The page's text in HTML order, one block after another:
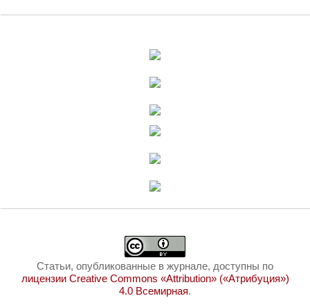
Статьи, опубликованные в журнале, доступны по
лицензии Creative Commons «Attribution» («Атрибуция»)
4.0 Всемирная.